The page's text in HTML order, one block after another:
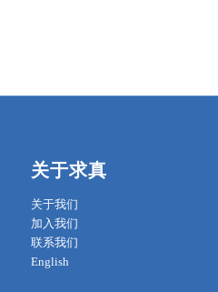
关于求真
关于我们
加入我们
联系我们
English